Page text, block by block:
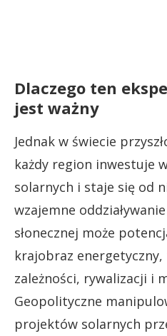
Dlaczego ten
jest ważny
Jednak w świecie
każdy region inwestuje
solarnych i staje się od
wzajemne
słonecznej może
krajobraz energetyczny,
zależności, rywalizacji i
Geopolityczne
projektów solarnych